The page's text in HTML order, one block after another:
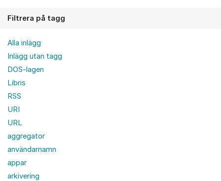
Filtrera på tagg
Alla inlägg
Inlägg utan tagg
DOS-lagen
Libris
RSS
URI
URL
aggregator
användarnamn
appar
arkivering